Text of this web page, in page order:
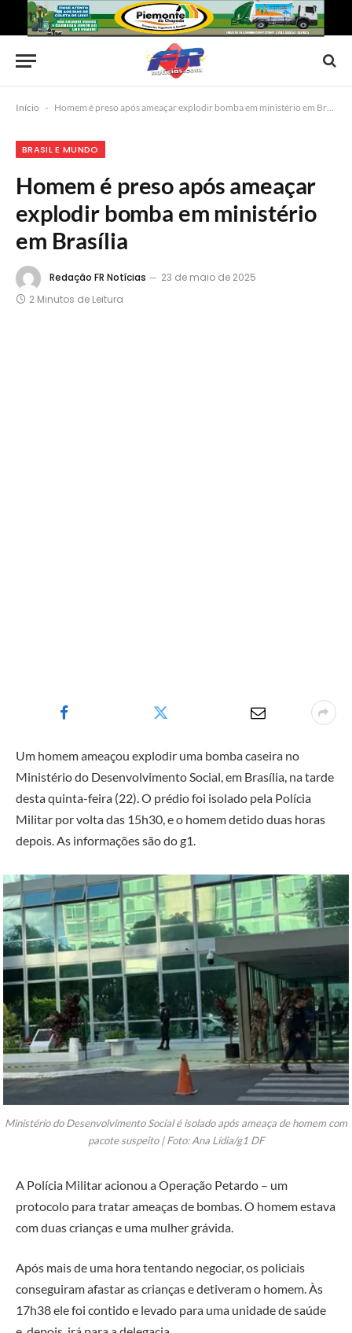
Início - Homem é preso após ameaçar explodir bomba em ministério em Brasília
BRASIL E MUNDO
Homem é preso após ameaçar
explodir bomba em ministério
em Brasília
Redação FR Notícias
23 de maio de 2025
2 Minutos de Leitura
Um homem ameaçou explodir uma bomba caseira no
Ministério do Desenvolvimento Social, em Brasília, na tarde
desta quinta-feira (22). O prédio foi isolado pela Polícia
Militar por volta das 15h30, e o homem detido duas horas
depois. As informações são do g1.
Ministério do Desenvolvimento Social é isolado após ameaça de homem com
pacote suspeito | Foto: Ana Lídia/g1 DF
A Polícia Militar acionou a Operação Petardo – um
protocolo para tratar ameaças de bombas. O homem estava
com duas crianças e uma mulher grávida.
Após mais de uma hora tentando negociar, os policiais
conseguiram afastar as crianças e detiveram o homem. Às
17h38 ele foi contido e levado para uma unidade de saúde